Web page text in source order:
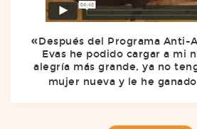
Después del Programa Anti-
Evas he podido cargar a mi
alegría más grande, ya no
mujer nueva y le he